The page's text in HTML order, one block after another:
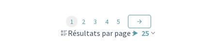
Résultats par page : 25
1 2 3 4 5